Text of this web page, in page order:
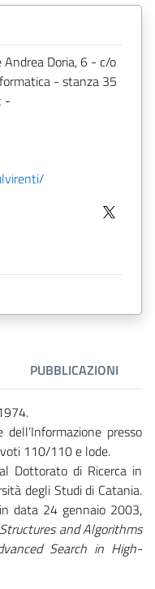
Doria, 6 - c/o
- stanza 35
-
PUBBLICAZIONI
presso
110/110 e lode.
Dottorato di Ricerca in
degli Studi di Catania.
data 24 gennaio 2003,
and Algorithms
Search in High-